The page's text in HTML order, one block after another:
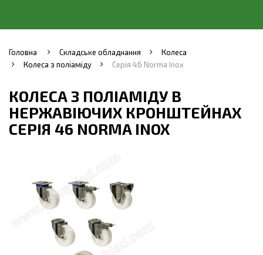
Головна Складське обладнання
Колеса
Колеса з поліаміду
Серія 46 Norma Inox
КОЛЕСА З ПОЛІАМІДУ В
НЕРЖАВІЮЧИХ КРОНШТЕЙНАХ
СЕРІЯ 46 NORMA INOX